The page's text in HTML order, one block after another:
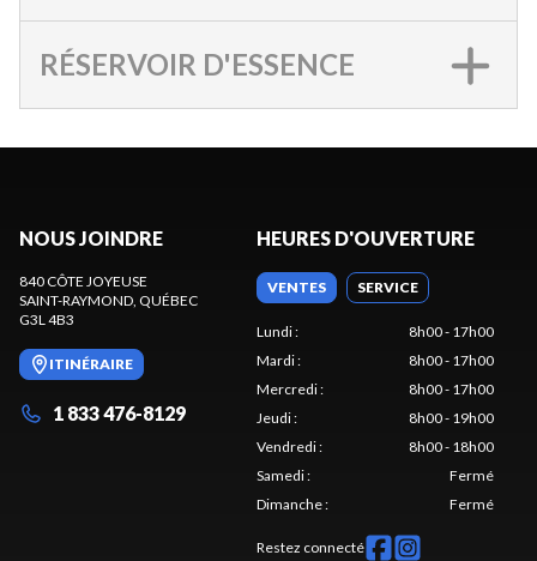
RÉSERVOIR D'ESSENCE
NOUS JOINDRE
840 CÔTE JOYEUSE
SAINT-RAYMOND, QUÉBEC
G3L 4B3
ITINÉRAIRE
1 833 476-8129
HEURES D'OUVERTURE
VENTES SERVICE
Lundi:
8h00 - 17h00
Mardi:
8h00 - 17h00
Mercredi:
8h00 - 17h00
Jeudi:
8h00 - 19h00
Vendredi:
8h00 - 18h00
Samedi:
Fermé
Dimanche: Fermé
Restez connecté